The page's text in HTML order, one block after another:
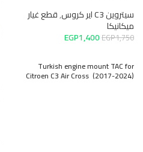
سيتروين C3 اير كروس
,قطع غيار
ميكانيكا
EGP1,750
EGP1,400
Turkish engine mount TAC for
Citroen C3 Air Cross (2017-2024)